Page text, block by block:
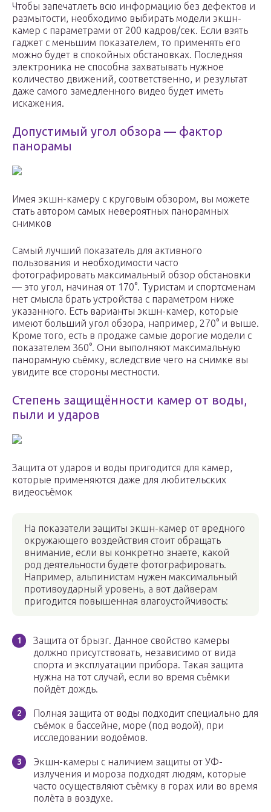
Чтобы запечатлеть всю информацию без дефектов и
размытости, необходимо выбирать модели экшн-
камер с параметрами от 200 кадров/сек. Если взять
гаджет с меньшим показателем, то применять его
можно будет в спокойных обстановках. Последняя
электроника не способна захватывать нужное
количество движений, соответственно, и результат
даже самого замедленного видео будет иметь
искажения.
Допустимый угол обзора — фактор
панорамы
Имея экшн-камеру с круговым обзором, вы можете
стать автором самых невероятных панорамных
снимков
Самый лучший показатель для активного
пользования и необходимости часто
фотографировать максимальный обзор обстановки
— это угол, начиная от 170°. Туристам и спортсменам
нет смысла брать устройства с параметром ниже
указанного. Есть варианты экшн-камер, которые
имеют больший угол обзора, например, 270° и выше.
Кроме того, есть в продаже самые дорогие модели с
показателем 360°. Они выполняют максимальную
панорамную съёмку, вследствие чего на снимке вы
увидите все стороны местности.
Степень защищённости камер от воды,
пыли и ударов
Защита от ударов и воды пригодится для камер,
которые применяются даже для любительских
видеосъёмок
На показатели защиты экшн-камер от вредного
окружающего воздействия стоит обращать
внимание, если вы конкретно знаете, какой
род деятельности будете фотографировать.
Например, альпинистам нужен максимальный
противоударный уровень, а вот дайверам
пригодится повышенная влагоустойчивость:
Защита от брызг. Данное свойство камеры
должно присутствовать, независимо от вида
спорта и эксплуатации прибора. Такая защита
нужна на тот случай, если во время съёмки
пойдёт дождь.
Полная защита от воды подходит специально для
съёмок в бассейне, море (под водой), при
исследовании водоёмов.
Экшн-камеры с наличием защиты от УФ-
излучения и мороза подходят людям, которые
часто осуществляют съёмку в горах или во время
полёта в воздухе.